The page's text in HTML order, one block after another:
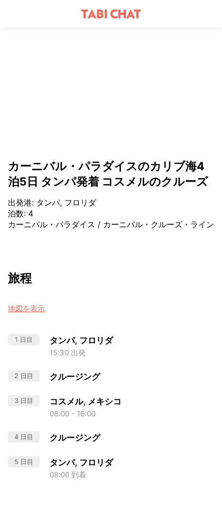
カーニバル・パラダイスのカリブ海4
泊5日 タンパ発着 コスメルのクルーズ
出発港: タンパ, フロリダ
泊数: 4
カーニバル・パラダイス / カーニバル・クルーズ・ライン
旅程
地図を表示
1 日目 タンパ, フロリダ
15:30 出発
2 日目 クルージング
3 日目 コスメル, メキシコ
08:00 - 16:00
4 日目 クルージング
5 日目 タンパ, フロリダ
08:00 到着